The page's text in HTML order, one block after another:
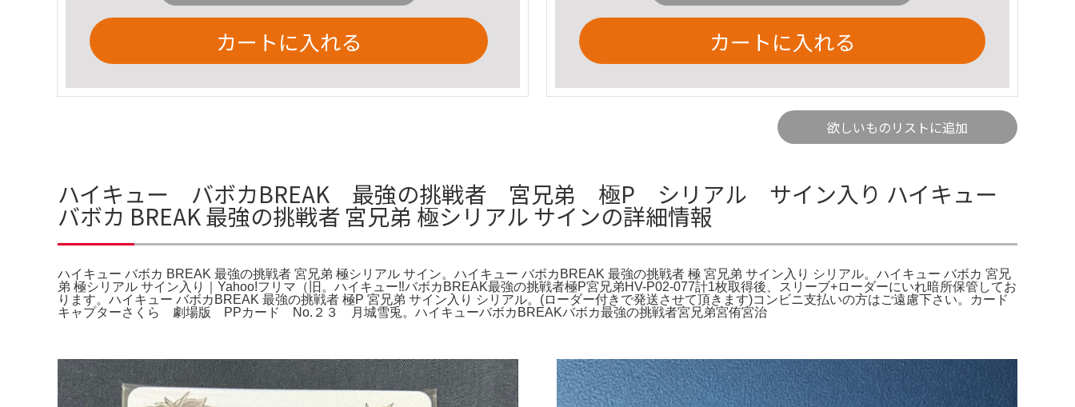
カートに入れる カートに入れる
欲しいものリストに追加
ハイキュー バボカBREAK 最強の挑戦者 宮兄弟 極P シリアル サイン入り ハイキュー
バボカ BREAK 最強の挑戦者 宮兄弟 極シリアル サインの詳細情報
ハイキュー バボカ BREAK 最強の挑戦者 宮兄弟 極シリアル サイン。ハイキュー バボカBREAK 最強の挑戦者 極 宮兄弟 サイン入り シリアル。ハイキュー バボカ 宮兄
弟 極シリアル サイン入り｜Yahoo!フリマ（旧。ハイキュー‼︎バボカBREAK最強の挑戦者極P宮兄弟HV-P02-077計1枚取得後、スリーブ+ローダーにいれ暗所保管してお
ります。ハイキュー バボカBREAK 最強の挑戦者 極P 宮兄弟 サイン入り シリアル。(ローダー付きで発送させて頂きます)コンビニ支払いの方はご遠慮下さい。カード
キャプターさくら 劇場版 PPカード No.２３ 月城雪兎。ハイキューバボカBREAKバボカ最強の挑戦者宮兄弟宮侑宮治